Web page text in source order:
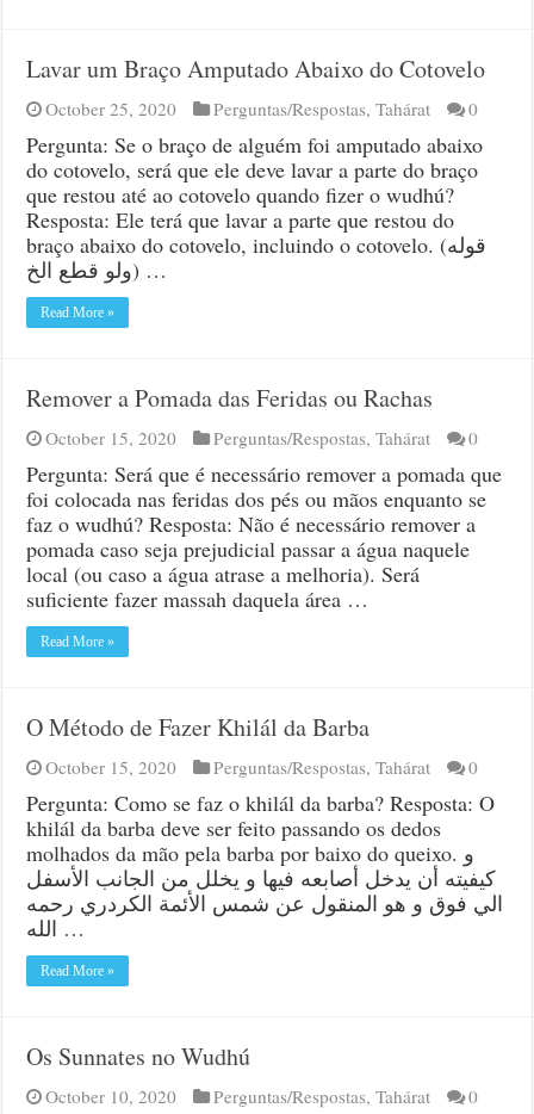
Lavar um Braço Amputado Abaixo do Cotovelo
October 25, 2020 Perguntas/Respostas,Tahárat 0
Pergunta: Se o braço de alguém foi amputado abaixo
do cotovelo, será que ele deve lavar a parte do braço
que restou até ao cotovelo quando fizer o wudhú?
Resposta: Ele terá que lavar a parte que restou do
braço abaixo do cotovelo, incluindo o cotovelo. (قوله
ولو قطع الخ) …
Read More »
Remover a Pomada das Feridas ou Rachas
October 15, 2020 Perguntas/Respostas,Tahárat 0
Pergunta: Será que é necessário remover a pomada que
foi colocada nas feridas dos pés ou mãos enquanto se
faz o wudhú? Resposta: Não é necessário remover a
pomada caso seja prejudicial passar a água naquele
local (ou caso a água atrase a melhoria). Será
suficiente fazer massah daquela área …
Read More »
O Método de Fazer Khilál da Barba
October 15, 2020 Perguntas/Respostas,Tahárat 0
Pergunta: Como se faz o khilál da barba? Resposta: O
khilál da barba deve ser feito passando os dedos
molhados da mão pela barba por baixo do queixo. و
كيفيته أن يدخل أصابعه فيها و يخلل من الجانب الأسفل
الي فوق و هو المنقول عن شمس الأئمة الكردري رحمه
الله …
Read More »
Os Sunnates no Wudhú
October 10, 2020 Perguntas/Respostas,Tahárat 0